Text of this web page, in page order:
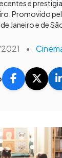
e
Promovido
Janeiro e de
•